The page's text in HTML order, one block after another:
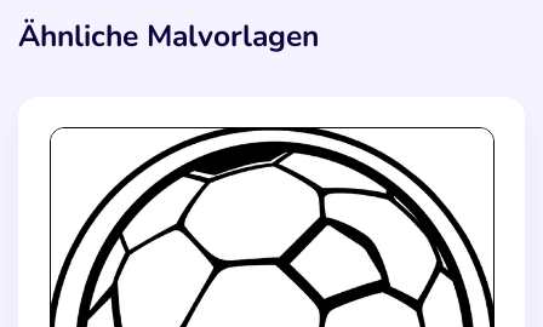
Ähnliche Malvorlagen